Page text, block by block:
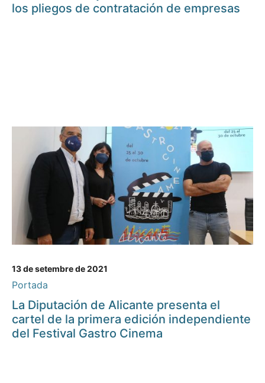
los pliegos de contratación de empresas
13 de setembre de 2021
Portada
La Diputación de Alicante presenta el
cartel de la primera edición independiente
del Festival Gastro Cinema